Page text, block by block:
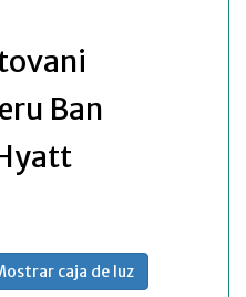
Ban
caja de luz